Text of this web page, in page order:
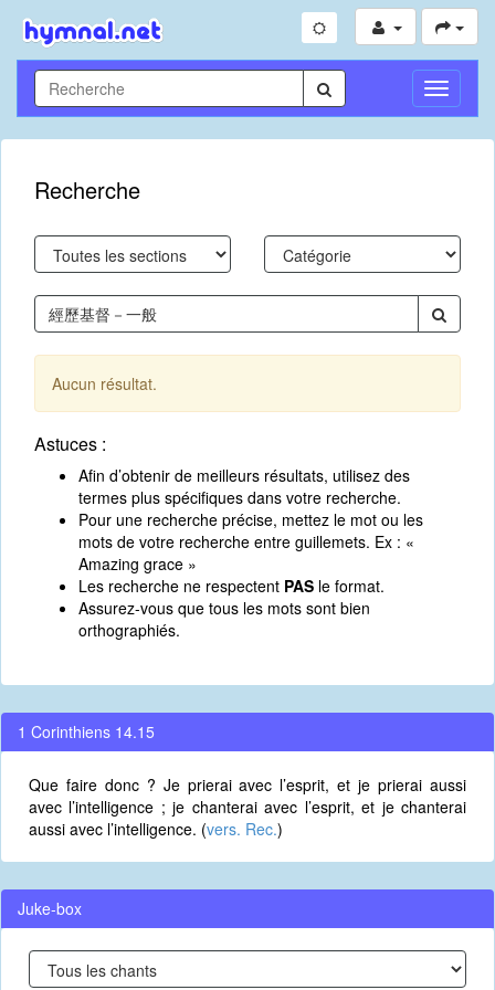
Toggle
Recherche
Aucun résultat.
Astuces :
Afin d’obtenir de meilleurs résultats, utilisez des
termes plus spécifiques dans votre recherche.
Pour une recherche précise, mettez le mot ou les
mots de votre recherche entre guillemets. Ex : «
Amazing grace »
Les recherche ne respectent PAS le format.
Assurez-vous que tous les mots sont bien
orthographiés.
1 Corinthiens 14.15
Que faire donc ? Je prierai avec l’esprit, et je prierai aussi
avec l’intelligence ; je chanterai avec l’esprit, et je chanterai
aussi avec l’intelligence. (vers. Rec.)
Juke-box